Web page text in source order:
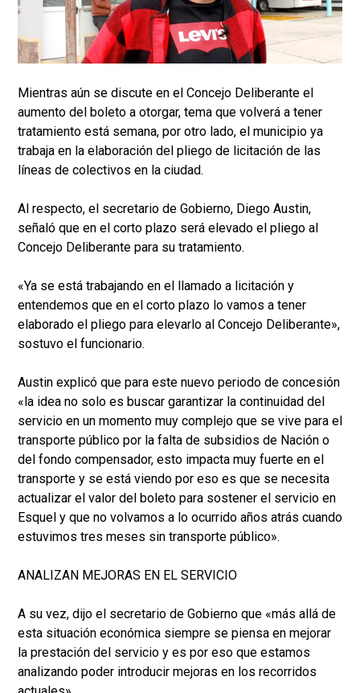
Mientras aún se discute en el Concejo Deliberante el
aumento del boleto a otorgar, tema que volverá a tener
tratamiento está semana, por otro lado, el municipio ya
trabaja en la elaboración del pliego de licitación de las
líneas de colectivos en la ciudad.
Al respecto, el secretario de Gobierno, Diego Austin,
señaló que en el corto plazo será elevado el pliego al
Concejo Deliberante para su tratamiento.
«Ya se está trabajando en el llamado a licitación y
entendemos que en el corto plazo lo vamos a tener
elaborado el pliego para elevarlo al Concejo Deliberante»,
sostuvo el funcionario.
Austin explicó que para este nuevo periodo de concesión
«la idea no solo es buscar garantizar la continuidad del
servicio en un momento muy complejo que se vive para el
transporte público por la falta de subsidios de Nación o
del fondo compensador, esto impacta muy fuerte en el
transporte y se está viendo por eso es que se necesita
actualizar el valor del boleto para sostener el servicio en
Esquel y que no volvamos a lo ocurrido años atrás cuando
estuvimos tres meses sin transporte público».
ANALIZAN MEJORAS EN EL SERVICIO
A su vez, dijo el secretario de Gobierno que «más allá de
esta situación económica siempre se piensa en mejorar
la prestación del servicio y es por eso que estamos
analizando poder introducir mejoras en los recorridos